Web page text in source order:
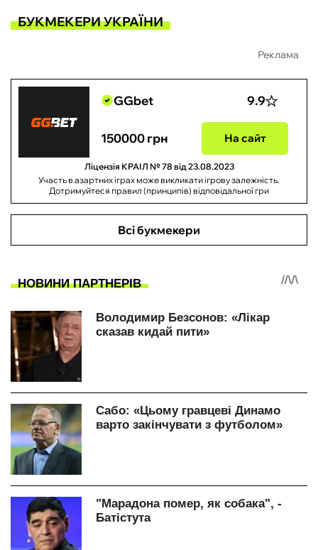
БУКМЕКЕРИ УКРАЇНИ
Реклама
GGbet 9.9
150000 грн На сайт
Ліцензія КРАІЛ № 78 від 23.08.2023
Участь в азартних іграх може викликати ігрову залежність.
Дотримуйтеся правил (принципів) відповідальної гри
Всі букмекери